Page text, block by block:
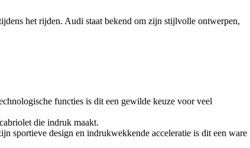
het rijden. Audi staat bekend om zijn stijlvolle ontwerpen,
functies is dit een gewilde keuze voor veel
die indruk maakt.
sportieve design en indrukwekkende acceleratie is dit een ware